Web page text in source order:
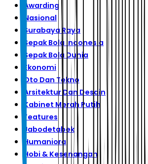
Awarding
Nasional
Surabaya Raya
Sepak Bola Indonesia
Sepak Bola Dunia
Ekonomi
Oto Dan Tekno
Arsitektur Dan Desain
Kabinet Merah Putih
Features
Jabodetabek
Humaniora
Hobi & Kesenangan